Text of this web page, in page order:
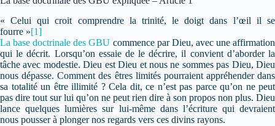
« Celui qui croit comprendre la trinité, le doigt dans l’œil il se
fourre »[1]
La base doctrinale des GBU commence par Dieu, avec une affirmation
qui le décrit. Lorsqu’on essaie de le décrire, il convient d’aborder la
tâche avec modestie. Dieu est Dieu et nous ne sommes pas Dieu, Dieu
nous dépasse. Comment des êtres limités pourraient appréhender dans
sa totalité un être illimité ? Cela dit, ce n’est pas parce qu’on ne peut
pas dire tout sur lui qu’on ne peut rien dire à son propos non plus. Dieu
lance quelques lumières sur lui-même dans l’écriture qui devraient
nous pousser à plonger nos regards vers ces divins rayons.